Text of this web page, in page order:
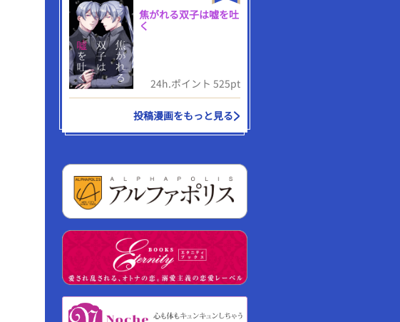
焦がれる双子は嘘を吐
く
24h.ポイント 525pt
投稿漫画をもっと見る